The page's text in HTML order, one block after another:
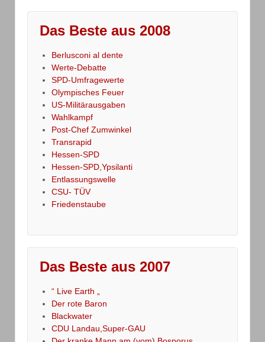
Das Beste aus 2008
Berlusconi al dente
Werte-Debatte
SPD-Umfragewerte
Olympisches Feuer
US-Militärausgaben
Wahlkampf
Post-Chef Zumwinkel
Transrapid
Hessen-SPD
Hessen-SPD,Ypsilanti
Entlassungswelle
CSU- TÜV
Friedenstaube
Das Beste aus 2007
“ Live Earth „
Der rote Baron
Blackwater
CDU Landau,Super-GAU